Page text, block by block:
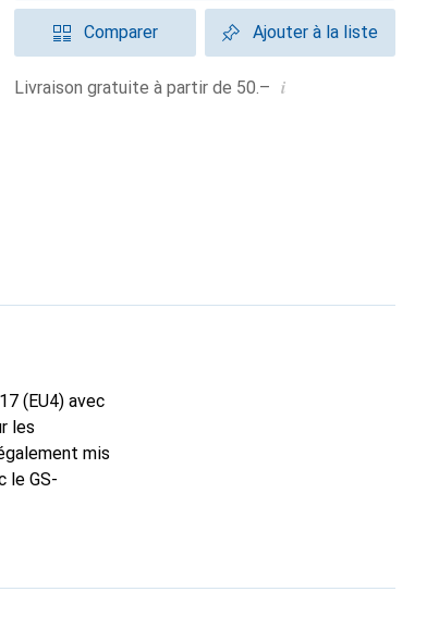
Comparer Ajouter à la liste
Livraison gratuite à partir de 50.– i
(EU4) avec
les
mis
le GS-